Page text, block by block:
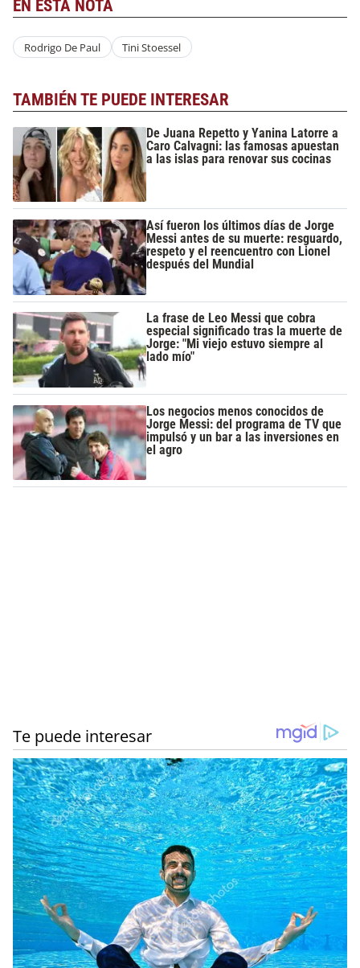
EN ESTA NOTA
Rodrigo De Paul Tini Stoessel
TAMBIÉN TE PUEDE INTERESAR
De Juana Repetto y Yanina Latorre a
Caro Calvagni: las famosas apuestan
a las islas para renovar sus cocinas
Así fueron los últimos días de Jorge
Messi antes de su muerte: resguardo,
respeto y el reencuentro con Lionel
después del Mundial
La frase de Leo Messi que cobra
especial significado tras la muerte de
Jorge: "Mi viejo estuvo siempre al
lado mío"
Los negocios menos conocidos de
Jorge Messi: del programa de TV que
impulsó y un bar a las inversiones en
el agro